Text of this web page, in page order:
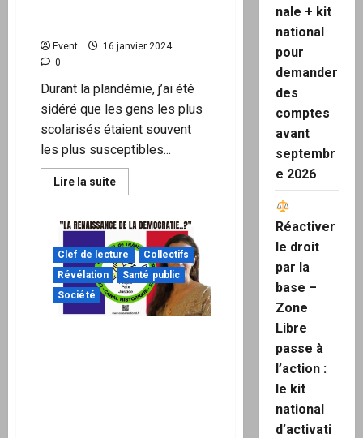
la
prostitution
économique
à
Davos
Event
16 janvier 2024
0
Durant la plandémie, j’ai été
sidéré que les gens les plus
scolarisés étaient souvent
les plus susceptibles...
Lire la suiteEn
savoir
Plus
ils
étaient
éduqués
et
moins
ils
comprenaient.
Clef de lecture
Collectifs
Révélation
Santé public
Société
nale + kit
national
pour
demander
des
comptes
avant
septembr
e 2026
Réactiver
le droit
par la
base –
Zone
Libre
passe à
l’action :
le kit
national
d’activati